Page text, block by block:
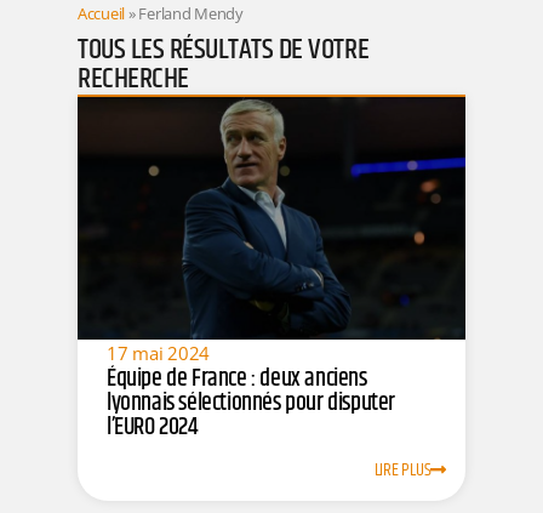
Accueil»Ferland Mendy
TOUS LES RÉSULTATS DE VOTRE
RECHERCHE
17 mai 2024
Équipe de France : deux anciens
lyonnais sélectionnés pour disputer
l’EURO 2024
LIRE PLUS